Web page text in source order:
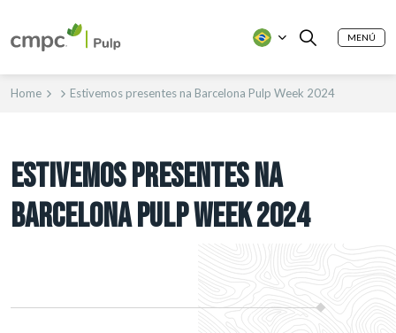
MENÚ
Home Estivemos presentes na Barcelona Pulp Week 2024
ESTIVEMOS PRESENTES NA
BARCELONA PULP WEEK 2024